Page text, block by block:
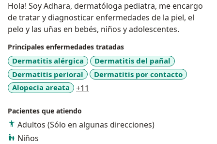
Hola! Soy Adhara, dermatóloga pediatra, me encargo
de tratar y diagnosticar enfermedades de la piel, el
pelo y las uñas en bebés, niños y adolescentes.
Principales enfermedades tratadas
Dermatitis alérgica
Dermatitis del pañal
Dermatitis perioral
Dermatitis por contacto
Alopecia areata
+11
Pacientes que atiendo
Adultos (Sólo en algunas direcciones)
Niños